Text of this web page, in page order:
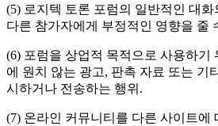
(5) 로지텍 토론 포럼의 일반적인 대
다른 참가자에게 부정적인 영향을 줄
(6) 포럼을 상업적 목적으로 사용하기
에 원치 않는 광고, 판촉 자료 또는 기
시하거나 전송하는 행위.
(7) 온라인 커뮤니티를 다른 사이트에